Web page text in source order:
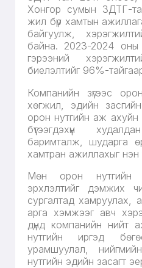
Хонгор сумын ЗДТГ-
жил бүр хамтын
байгуулж,
байна. 2023-2024 оны
гэрээний
биелэлтийг 96%-
Компанийн зүгээс
хөгжил, эдийн
орон нутгийн аж
бүтээгдэхүүн
баримталж, шударга
хамтран ажиллахыг нэн
Мөн орон нутгийн
эрхлэлтийг дэмжих
сургалтад хамруулах,
арга хэмжээг авч
дүнд компанийн нийт
нутгийн иргэд
урамшуулал,
нутгийн эдийн засагт